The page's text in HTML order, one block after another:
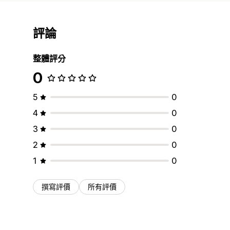
評論
整體評分
0
5
0
4
0
3
0
2
0
1
0
撰寫評價 所有評價